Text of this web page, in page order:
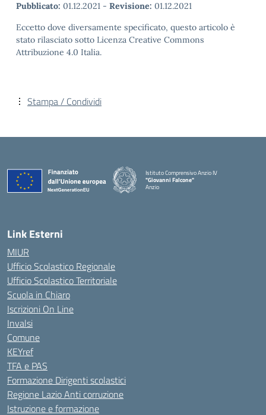
Pubblicato: 01.12.2021 - Revisione: 01.12.2021
Eccetto dove diversamente specificato, questo articolo è
stato rilasciato sotto Licenza Creative Commons
Attribuzione 4.0 Italia.
Stampa / Condividi
Istituto Comprensivo Anzio IV
"Giovanni Falcone"
Anzio
Link Esterni
MIUR
Ufficio Scolastico Regionale
Ufficio Scolastico Territoriale
Scuola in Chiaro
Iscrizioni On Line
Invalsi
Comune
KEYref
TFA e PAS
Formazione Dirigenti scolastici
Regione Lazio Anti corruzione
Istruzione e formazione